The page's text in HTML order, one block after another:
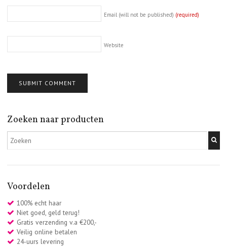
Email (will not be published) (required)
Website
Zoeken naar producten
Voordelen
100% echt haar
Niet goed, geld terug!
Gratis verzending v.a €200,-
Veilig online betalen
24-uurs levering